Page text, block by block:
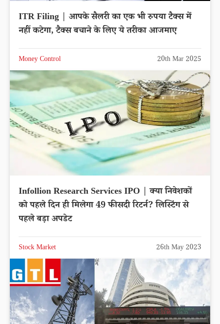
ITR Filing | आपके सैलरी का एक भी रुपया टैक्स में
नहीं कटेगा, टैक्स बचाने के लिए ये तरीका आजमाए
Money Control 20th Mar 2025
Infollion Research Services IPO | क्या निवेशकों
को पहले दिन ही मिलेगा 49 फीसदी रिटर्न? लिस्टिंग से
पहले बड़ा अपडेट
Stock Market 26th May 2023